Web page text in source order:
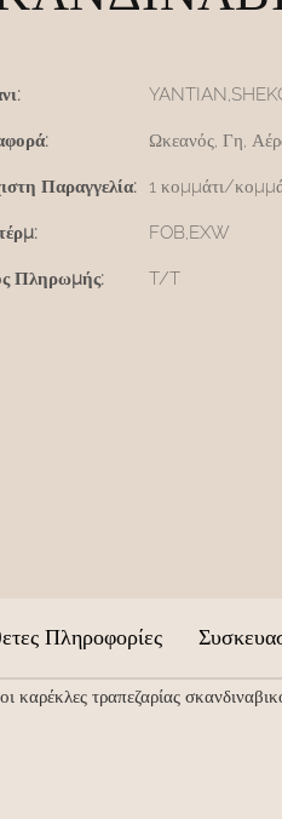
Ωκεανός, Γη,
Παραγγελία: 1 κομμάτι/
FOB,EXW
Πληρωμής: T/T
Πληροφορίες
τραπεζαρίας